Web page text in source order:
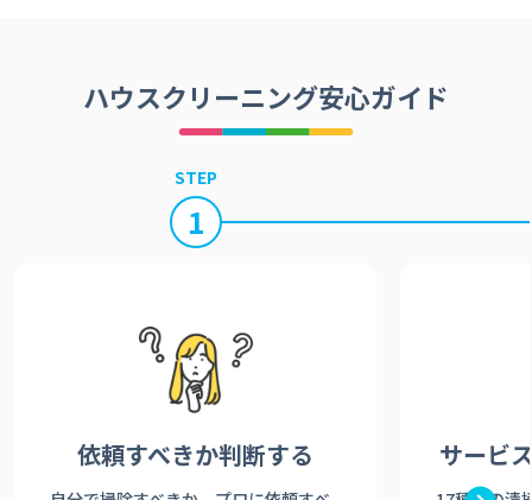
ハウスクリーニング安心ガイド
STEP
1
依頼すべきか判断する サービ